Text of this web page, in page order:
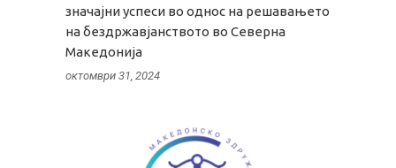
значајни успеси во однос на решавањето
на бездржавјанството во Северна
Македонија
октомври 31, 2024